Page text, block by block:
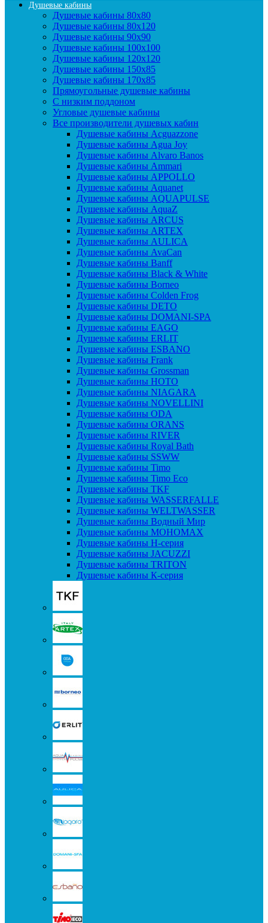
Душевые кабины
Душевые кабины 80x80
Душевые кабины 80x120
Душевые кабины 90х90
Душевые кабины 100x100
Душевые кабины 120x120
Душевые кабины 150x85
Душевые кабины 170x85
Прямоугольные душевые кабины
С низким поддоном
Угловые душевые кабины
Все производители душевых кабин
Душевые кабины Acguazzone
Душевые кабины Agua Joy
Душевые кабины Alvaro Banos
Душевые кабины Ammari
Душевые кабины APPOLLO
Душевые кабины Aquanet
Душевые кабины AQUAPULSE
Душевые кабины AquaZ
Душевые кабины ARCUS
Душевые кабины ARTEX
Душевые кабины AULICA
Душевые кабины AvaCan
Душевые кабины Banff
Душевые кабины Black & White
Душевые кабины Borneo
Душевые кабины Colden Frog
Душевые кабины DETO
Душевые кабины DOMANI-SPA
Душевые кабины EAGO
Душевые кабины ERLIT
Душевые кабины ESBANO
Душевые кабины Frank
Душевые кабины Grossman
Душевые кабины HOTO
Душевые кабины NIAGARA
Душевые кабины NOVELLINI
Душевые кабины ODA
Душевые кабины ORANS
Душевые кабины RIVER
Душевые кабины Royal Bath
Душевые кабины SSWW
Душевые кабины Timo
Душевые кабины Timo Eco
Душевые кабины TKF
Душевые кабины WASSERFALLE
Душевые кабины WELTWASSER
Душевые кабины Водный Мир
Душевые кабины МОНОМАХ
Душевые кабины H-серия
Душевые кабины JACUZZI
Душевые кабины TRITON
Душевые кабины К-серия